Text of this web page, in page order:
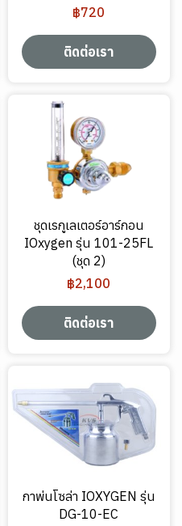
฿720
ติดต่อเรา
ชุดเรกูเลเตอร์อาร์กอน
IOxygen รุ่น 101-25FL
(ชุด 2)
฿2,100
ติดต่อเรา
กาพ่นโซล่า IOXYGEN รุ่น
DG-10-EC